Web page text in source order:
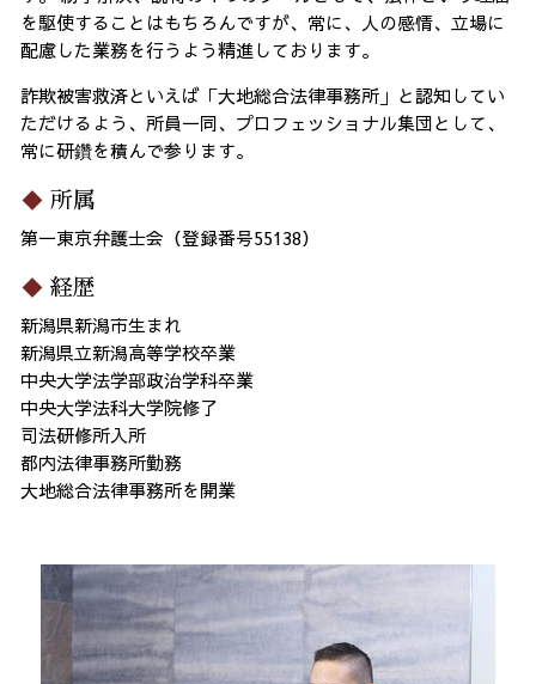
を駆使することはもちろんですが、常に、人の感情、立場に
配慮した業務を行うよう精進しております。
詐欺被害救済といえば「大地総合法律事務所」と認知してい
ただけるよう、所員一同、プロフェッショナル集団として、
常に研鑽を積んで参ります。
所属
第一東京弁護士会（登録番号55138）
経歴
新潟県新潟市生まれ
新潟県立新潟高等学校卒業
中央大学法学部政治学科卒業
中央大学法科大学院修了
司法研修所入所
都内法律事務所勤務
大地総合法律事務所を開業